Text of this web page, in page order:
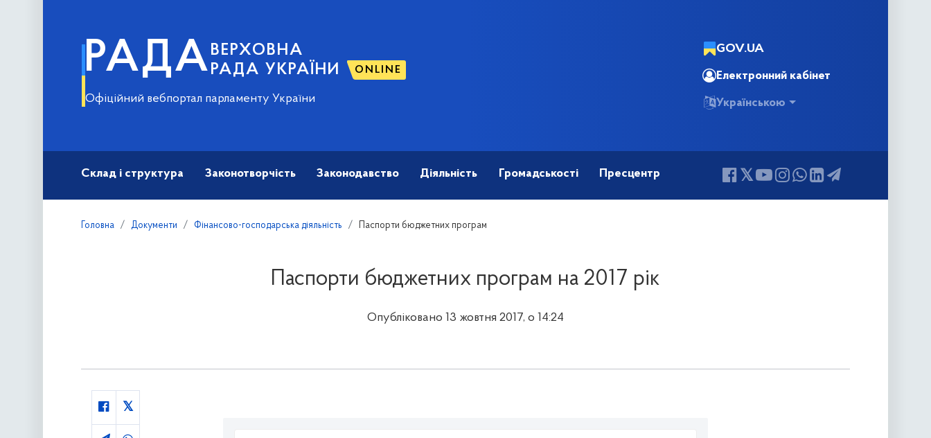
РАДА ВЕРХОВНА
РАДА УКРАЇНИ
ONLINE
Офіційний вебпортал парламенту України
GOV.UA
Електронний кабінет
Українською
Склад і структура Законотворчість Законодавство Діяльність Громадськості Пресцентр
Головна Документи Фінансово-господарська діяльність Паспорти бюджетних програм
Паспорти бюджетних програм на 2017 рік
Опубліковано 13 жовтня 2017, о 14:24